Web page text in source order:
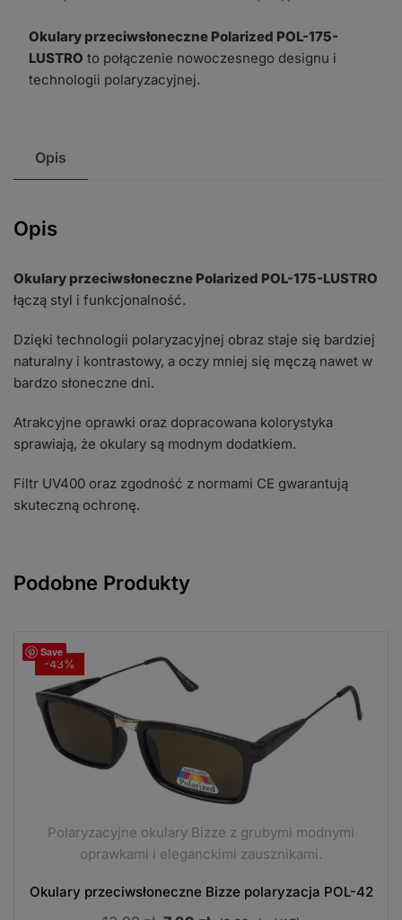
LUSTRO
Okulary przeciwsłoneczne Polarized POL-175-
LUSTRO to połączenie nowoczesnego designu i
technologii polaryzacyjnej.
Opis
Opis
Okulary przeciwsłoneczne Polarized POL-175-LUSTRO
łączą styl i funkcjonalność.
Dzięki technologii polaryzacyjnej obraz staje się bardziej
naturalny i kontrastowy, a oczy mniej się męczą nawet w
bardzo słoneczne dni.
Atrakcyjne oprawki oraz dopracowana kolorystyka
sprawiają, że okulary są modnym dodatkiem.
Filtr UV400 oraz zgodność z normami CE gwarantują
skuteczną ochronę.
Podobne Produkty
Save
-43%
Polaryzacyjne okulary Bizze z grubymi modnymi
oprawkami i eleganckimi zausznikami.
Okulary przeciwsłoneczne Bizze polaryzacja POL-42